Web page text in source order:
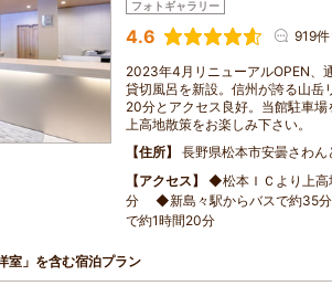
フォトギャラリー
4.6 919件
2023年4月リニューアルOPEN、
貸切風呂を新設。信州が誇る山岳
20分とアクセス良好。当館駐車
上高地散策をお楽しみ下さい。
住所
長野県松本市安曇さわん
アクセス
◆松本ＩＣより上高
分 ◆新島々駅からバスで約35
で約1時間20分
室」を含む宿泊プラン